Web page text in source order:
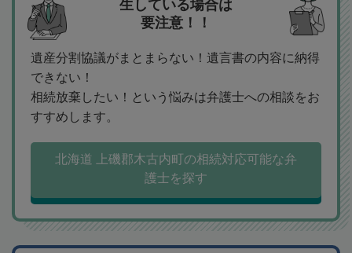
生している場合は
要注意！！
遺産分割協議がまとまらない！遺言書の内容に納得
できない！
相続放棄したい！という悩みは弁護士への相談をお
すすめします。
北海道 上磯郡木古内町の相続対応可能な弁
護士を探す